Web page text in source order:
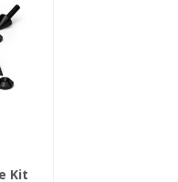
Kit